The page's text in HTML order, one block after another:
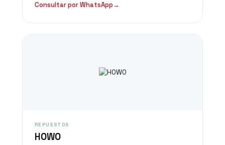
Consultar por WhatsApp→
REPUESTOS
HOWO